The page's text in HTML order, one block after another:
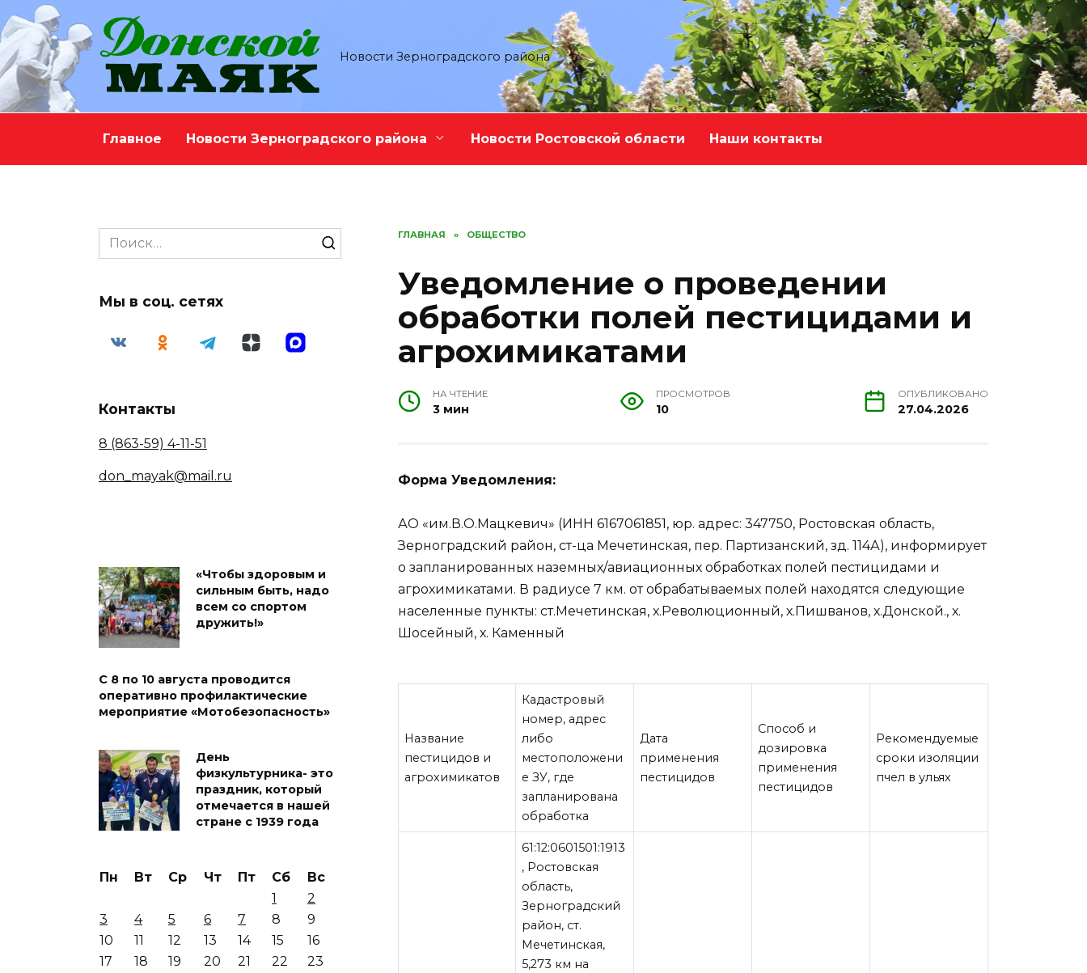
Перейти
к
содержанию
Новости Зерноградского района
Главное Новости Зерноградского района Новости Ростовской области Наши контакты
ГЛАВНАЯ » ОБЩЕСТВО
Уведомление о проведении
обработки полей пестицидами и
агрохимикатами
НА ЧТЕНИЕ
3 мин
ПРОСМОТРОВ
10
ОПУБЛИКОВАНО
27.04.2026
Форма Уведомления:
АО «им.В.О.Мацкевич» (ИНН 6167061851, юр. адрес: 347750, Ростовская область,
Зерноградский район, ст-ца Мечетинская, пер. Партизанский, зд. 114А), информирует
о запланированных наземных/авиационных обработках полей пестицидами и
агрохимикатами. В радиусе 7 км. от обрабатываемых полей находятся следующие
населенные пункты: ст.Мечетинская, х.Революционный, х.Пишванов, х.Донской., х.
Шосейный, х. Каменный
Название
пестицидов и
агрохимикатов
Кадастровый
номер, адрес
либо
местоположени
е ЗУ, где
запланирована
обработка
Дата
применения
пестицидов
Способ и
дозировка
применения
пестицидов
Рекомендуемые
сроки изоляции
пчел в ульях
61:12:0601501:1913
, Ростовская
область,
Зерноградский
район, ст.
Мечетинская,
5,273 км на
Search
for:
Мы в соц. сетях
Контакты
8 (863-59) 4-11-51
don_mayak@mail.ru
«Чтобы здоровым и
сильным быть, надо
всем со спортом
дружить!»
С 8 по 10 августа проводится
оперативно профилактические
мероприятие «Мотобезопасность»
День
физкультурника- это
праздник, который
отмечается в нашей
стране с 1939 года
Пн Вт Ср Чт Пт Сб
Вс
1
2
3
4 5 6 7 8
9
10
11 12 13 14 15
16
17
18 19 20 21 22
23